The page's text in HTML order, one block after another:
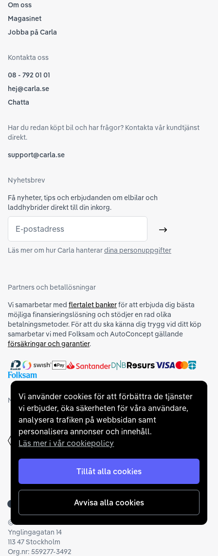
Vi använder cookies för att förbättra de tjänster
vi erbjuder, öka säkerheten för våra användare,
analysera trafiken på webbsidan samt
personalisera annonser och innehåll.
Läs mer i vår cookiepolicy
Tillåt alla cookies
Avvisa alla cookies
Om oss
Magasinet
Jobba på Carla
Kontakta oss
08 - 792 01 01
hej@carla.se
Chatta
Har du redan köpt bil och har frågor? Kontakta vår kundtjänst
direkt.
support@carla.se
Nyhetsbrev
Få nyheter, tips och erbjudanden om elbilar och
laddhybrider direkt till din inkorg.
E-postadress Skicka
Läs mer om hur Carla hanterardina personuppgifter
Partners och betallösningar
Vi samarbetar med flertalet bankerför att erbjuda dig bästa
möjliga finansieringslösning och stödjer en rad olika
betalningsmetoder. För att du ska känna dig trygg vid ditt köp
samarbetar vi med Folksam och AutoConcept gällande
försäkringar och garantier.
Medlemskap och utmärkelser
Tillbaka till startsidan
©2026
Ynglingagatan 14
113 47 Stockholm
Org.nr: 559277-3492